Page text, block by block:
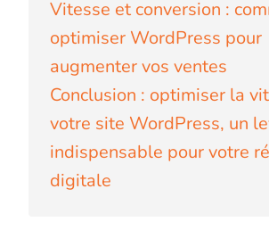
Vitesse et conversion :
optimiser WordPress pour
augmenter vos ventes
Conclusion : optimiser la
votre site WordPress, un
indispensable pour votre
digitale